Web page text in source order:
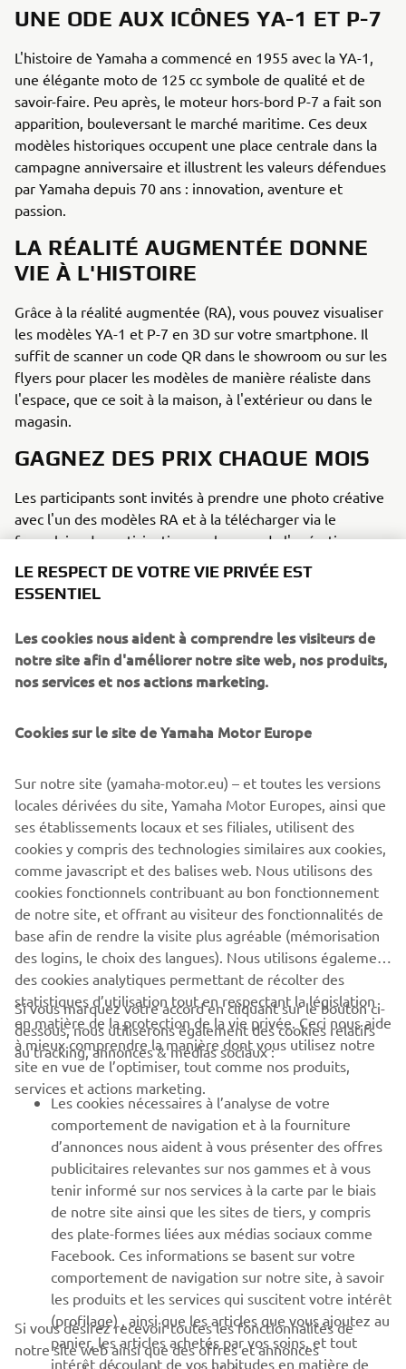
UNE ODE AUX ICÔNES YA-1 ET P-7
L'histoire de Yamaha a commencé en 1955 avec la YA-1,
une élégante moto de 125 cc symbole de qualité et de
savoir-faire. Peu après, le moteur hors-bord P-7 a fait son
apparition, bouleversant le marché maritime. Ces deux
modèles historiques occupent une place centrale dans la
campagne anniversaire et illustrent les valeurs défendues
par Yamaha depuis 70 ans : innovation, aventure et
passion.
LA RÉALITÉ AUGMENTÉE DONNE
VIE À L'HISTOIRE
Grâce à la réalité augmentée (RA), vous pouvez visualiser
les modèles YA-1 et P-7 en 3D sur votre smartphone. Il
suffit de scanner un code QR dans le showroom ou sur les
flyers pour placer les modèles de manière réaliste dans
l'espace, que ce soit à la maison, à l'extérieur ou dans le
magasin.
GAGNEZ DES PRIX CHAQUE MOIS
Les participants sont invités à prendre une photo créative
avec l'un des modèles RA et à la télécharger via le
formulaire de participation sur la page de l'opération.
Chaque mois, la photo la plus originale sera récompensée
par un prix. De plus, les participants recevront un e-mail
anniversaire exclusif chez leur concessionnaire Yamaha
(dans la limite des stocks disponibles).
PÉRIODE PROMOTIONNELLE
et se tourne vers de nouvelles innovations. La marque
continue d'inspirer et de créer du lien, aujourd'hui comme
demain.
1/2
CORPORATE
BUSINESS
PLUS DE YAMAHA
SOUTIEN
BULLETIN
Soyez le premier à connaître les dernières offres, les événements
spéciaux, les nouveautés et bien plus encore
LE RESPECT DE VOTRE VIE PRIVÉE EST
ESSENTIEL
Les cookies nous aident à comprendre les visiteurs de
notre site afin d'améliorer notre site web, nos produits,
nos services et nos actions marketing.
Cookies sur le site de Yamaha Motor Europe
Sur notre site (yamaha-motor.eu) – et toutes les versions
locales dérivées du site, Yamaha Motor Europes, ainsi que
ses établissements locaux et ses filiales, utilisent des
cookies y compris des technologies similaires aux cookies,
comme javascript et des balises web. Nous utilisons des
cookies fonctionnels contribuant au bon fonctionnement
de notre site, et offrant au visiteur des fonctionnalités de
base afin de rendre la visite plus agréable (mémorisation
des logins, le choix des langues). Nous utilisons également
des cookies analytiques permettant de récolter des
statistiques d’utilisation tout en respectant la législation
en matière de la protection de la vie privée. Ceci nous aide
à mieux comprendre la manière dont vous utilisez notre
site en vue de l’optimiser, tout comme nos produits,
services et actions marketing.
Si vous marquez votre accord en cliquant sur le bouton ci-
dessous, nous utiliserons également des cookies relatifs
au tracking, annonces & médias sociaux :
Les cookies nécessaires à l’analyse de votre
comportement de navigation et à la fourniture
d’annonces nous aident à vous présenter des offres
publicitaires relevantes sur nos gammes et à vous
tenir informé sur nos services à la carte par le biais
de notre site ainsi que les sites de tiers, y compris
des plate-formes liées aux médias sociaux comme
Facebook. Ces informations se basent sur votre
comportement de navigation sur notre site, à savoir
les produits et les services qui suscitent votre intérêt
(profilage) , ainsi que les articles que vous ajoutez au
panier, les articles achetés par vos soins, et tout
intérêt découlant de vos habitudes en matière de
Si vous désirez recevoir toutes les fonctionnalités de
notre site web ainsi que des offres et annonces